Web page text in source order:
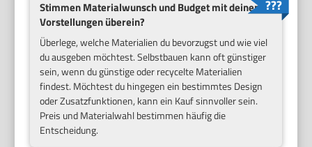
Stimmen Materialwunsch und Budget mit deinen
Vorstellungen überein?
Überlege, welche Materialien du bevorzugst und wie viel
du ausgeben möchtest. Selbstbauen kann oft günstiger
sein, wenn du günstige oder recycelte Materialien
findest. Möchtest du hingegen ein bestimmtes Design
oder Zusatzfunktionen, kann ein Kauf sinnvoller sein.
Preis und Materialwahl bestimmen häufig die
Entscheidung.